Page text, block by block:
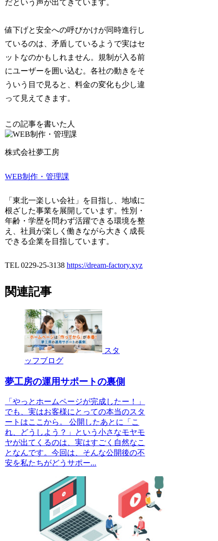
だという声が出てきています。
値下げと安全への呼びかけが同時進行し
ているのは、矛盾しているようで実はセ
ットなのかもしれません。規制が入る前
にユーザーを囲い込む。各社の動きをそ
ういう目で見ると、料金の変化も少し違
って見えてきます。
この記事を書いた人
株式会社夢工房
WEB制作・管理課
「東北一楽しい会社」を目指し、地域に
根ざした事業を展開しています。性別・
年齢・学歴を問わず活躍できる環境を整
え、社員が楽しく働きながら大きく成長
できる企業を目指しています。
TEL 0229-25-3138 https://dream-factory.xyz
関連記事
スタ
ッフブログ
夢工房の運用サポートの裏側
「やっとホームページが完成したー！」
でも、実はお客様にとっての本当のスタ
ートはここから。 公開したあとに「こ
れ、どうしよう？」という小さなモヤモ
ヤが出てくるのは、実はすごく自然なこ
となんです。今回は、そんな公開後の不
安を私たちがどうサポー...